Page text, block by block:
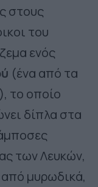
στους
του
ενός
(ένα από τα
το οποίο
δίπλα στα
των Λευκών,
από μυρωδικά,